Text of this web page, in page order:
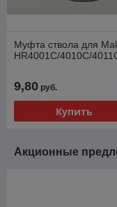
Муфта ствола для
HR4001C/4010C/
9,80 руб.
Купить
Акционные